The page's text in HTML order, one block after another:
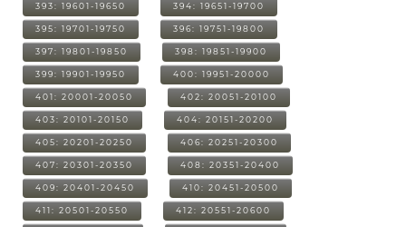
393: 19601-19650 394: 19651-19700
395: 19701-19750 396: 19751-19800
397: 19801-19850 398: 19851-19900
399: 19901-19950 400: 19951-20000
401: 20001-20050 402: 20051-20100
403: 20101-20150 404: 20151-20200
405: 20201-20250 406: 20251-20300
407: 20301-20350 408: 20351-20400
409: 20401-20450 410: 20451-20500
411: 20501-20550 412: 20551-20600